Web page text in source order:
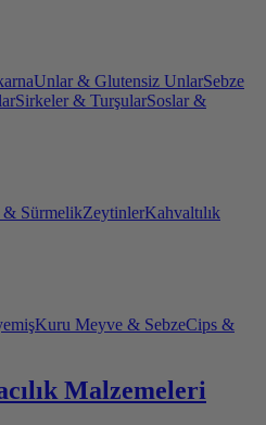
Unlar & Glutensiz UnlarSebze
Sirkeler & TurşularSoslar &
SürmelikZeytinlerKahvaltılık
Kuru Meyve & SebzeCips &
Malzemeleri